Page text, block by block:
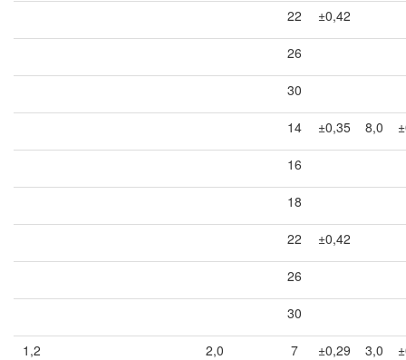
22 ±0,42
26
30
14 ±0,35 8,0
16
18
22 ±0,42
26
30
1,2 2,0 7 ±0,29 3,0